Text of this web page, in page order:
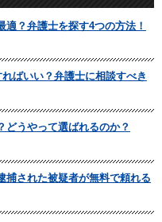
？弁護士を探す4つの方法！
ばいい？弁護士に相談すべき
どうやって選ばれるのか？
捕された被疑者が無料で頼れる